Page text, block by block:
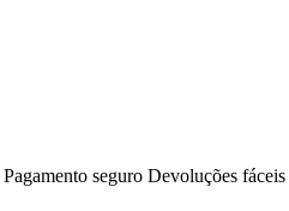
Pagamento seguro Devoluções fáceis